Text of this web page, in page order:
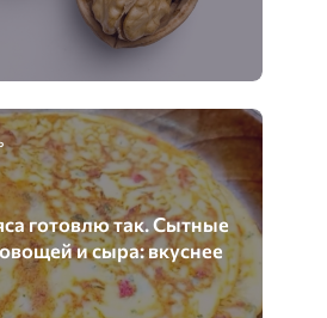
готовлю так. Сытные
и сыра: вкуснее